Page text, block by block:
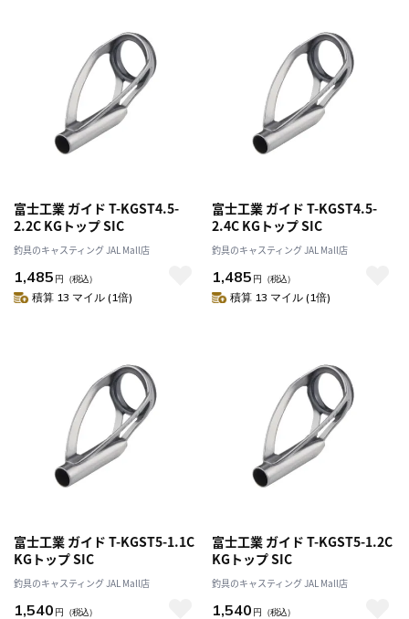
富士工業 ガイド T-KGST4.5-
2.2C KGトップ SIC
釣具のキャスティング JAL Mall店
1,485 円 （税込）
積算 13 マイル (1倍)
富士工業 ガイド T-KGST4.5-
2.4C KGトップ SIC
釣具のキャスティング JAL Mall店
1,485 円 （税込）
積算 13 マイル (1倍)
富士工業 ガイド T-KGST5-1.1C
KGトップ SIC
釣具のキャスティング JAL Mall店
1,540 円 （税込）
富士工業 ガイド T-KGST5-1.2C
KGトップ SIC
釣具のキャスティング JAL Mall店
1,540 円 （税込）